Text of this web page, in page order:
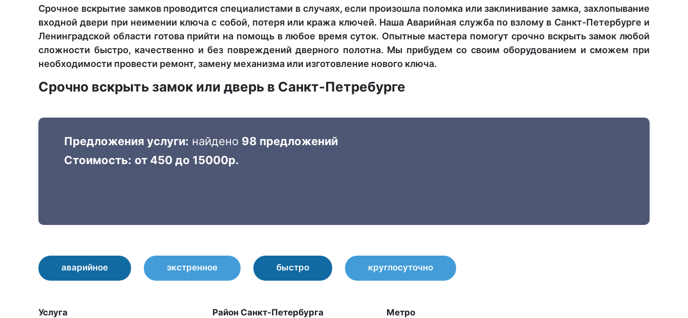
Срочное вскрытие замков проводится специалистами в случаях, если произошла поломка или заклинивание замка, захлопывание
входной двери при неимении ключа с собой, потеря или кража ключей. Наша Аварийная служба по взлому в Санкт-Петербурге и
Ленинградской области готова прийти на помощь в любое время суток. Опытные мастера помогут срочно вскрыть замок любой
сложности быстро, качественно и без повреждений дверного полотна. Мы прибудем со своим оборудованием и сможем при
необходимости провести ремонт, замену механизма или изготовление нового ключа.
Срочно вскрыть замок или дверь в Санкт-Петребурге
Предложения услуги: найдено 98 предложений
Стоимость: от 450 до 15000р.
аварийное экстренное быстро круглосуточно
Услуга Район Санкт-Петербурга Метро